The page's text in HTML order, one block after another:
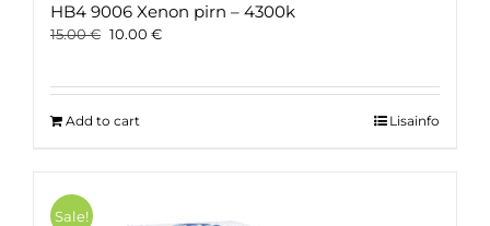
HB4 9006 Xenon pirn – 4300k
15.00€ Original
15.00 €.
10.00 €Current
10.00 €.
Add to cart Lisainfo
Sale!